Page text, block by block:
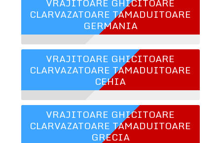
CLARVAZATOARE TAMADUITOARE
GERMANIA
VRAJITOARE GHICITOARE
CLARVAZATOARE TAMADUITOARE
CEHIA
VRAJITOARE GHICITOARE
CLARVAZATOARE TAMADUITOARE
GRECIA